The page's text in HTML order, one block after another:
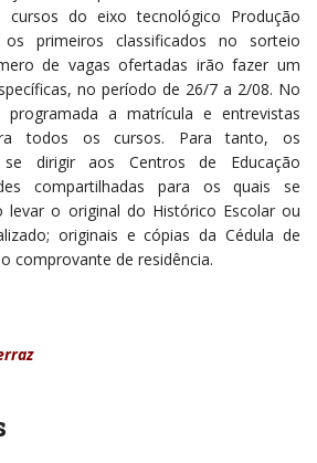
cursos do eixo tecnológico Produção
primeiros classificados no sorteio
de vagas ofertadas irão fazer um
no período de 26/7 a 2/08. No
a matrícula e entrevistas
todos os cursos. Para tanto, os
se dirigir aos Centros de Educação
compartilhadas para os quais se
levar o original do Histórico Escolar ou
originais e cópias da Cédula de
comprovante de residência.